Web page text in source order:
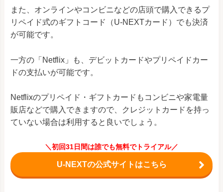
また、オンラインやコンビニなどの店頭で購入できるプ
リペイド式のギフトコード（U-NEXTカード）でも決済
が可能です。
一方の「Netflix」も、デビットカードやプリペイドカー
ドの支払いが可能です。
Netflixのプリペイド・ギフトカードもコンビニや家電量
販店などで購入できますので、クレジットカードを持っ
ていない場合は利用すると良いでしょう。
＼初回31日間は誰でも無料でトライアル／
U-NEXTの公式サイトはこちら